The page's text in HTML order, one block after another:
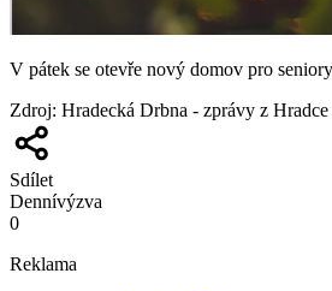
V pátek se otevře nový domov pro
Zdroj: Hradecká Drbna - zprávy z
Sdílet
Dennívýzva
0
Reklama